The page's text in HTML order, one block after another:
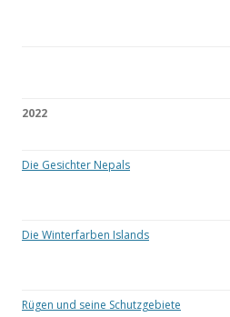
2022
Die Gesichter Nepals
Die Winterfarben Islands
Rügen und seine Schutzgebiete